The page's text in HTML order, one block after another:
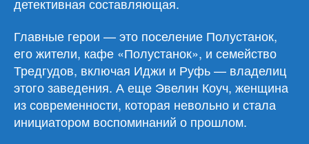
Главные герои — это поселение Полустанок,
его жители, кафе «Полустанок», и семейство
Тредгудов, включая Иджи и Руфь — владелиц
этого заведения. А еще Эвелин Коуч, женщина
из современности, которая невольно и стала
инициатором воспоминаний о прошлом.